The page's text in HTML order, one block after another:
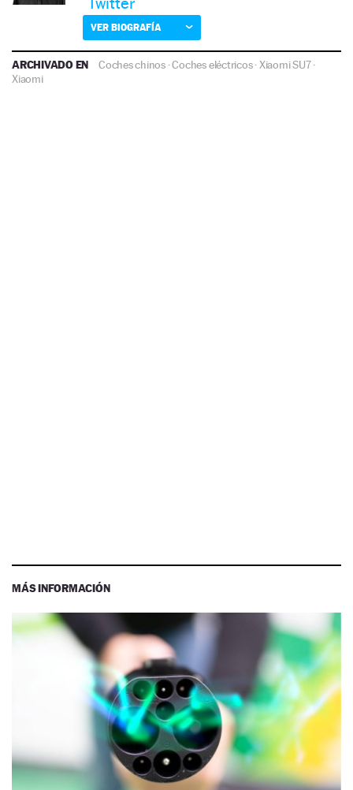
VER BIOGRAFÍA
ARCHIVADO EN Coches chinos ·Coches eléctricos· Xiaomi SU7·
Xiaomi
MÁS INFORMACIÓN